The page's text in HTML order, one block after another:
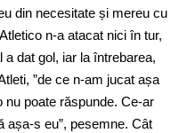
din necesitate și mereu cu
n-a atacat nici în tur,
dat gol, iar la întrebarea,
”de ce n-am jucat așa
nu poate răspunde. Ce-ar
așa-s eu”, pesemne. Cât